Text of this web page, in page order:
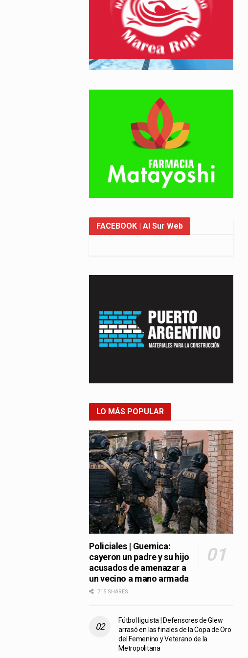
FACEBOOK | Al Sur Web
LO MÁS POPULAR
Policiales | Guernica:
cayeron un padre y su hijo
acusados de amenazar a
un vecino a mano armada
715 SHARES
Fútbol liguista | Defensores de Glew
arrasó en las finales de la Copa de Oro
del Femenino y Veterano de la
Metropolitana